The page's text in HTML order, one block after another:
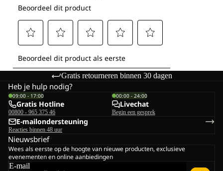
Gratis retourneren binnen 30 dagen
Heb je hulp nodig?
09:00 - 17:00
Gratis Hotline
00800 - 965 375 46
00:00 - 24:00
Livechat
Begin een gesprek
E-mailondersteuning
Reacties binnen 48 uur
Nieuwsbrief
Wees als eerste op de hoogte van nieuwe producten, exclusieve
evenementen en online aanbiedingen
E-mail